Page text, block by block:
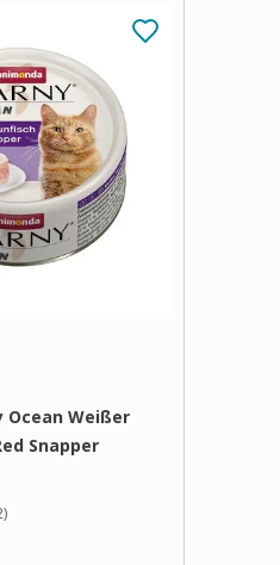
Ocean Weißer
Snapper
)